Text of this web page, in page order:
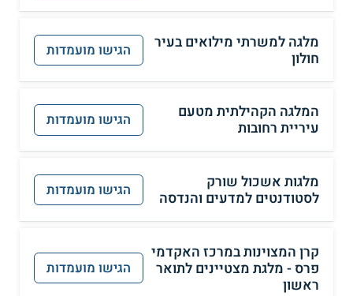
מלגה למשרתי מילואים בעיר
חולון
הגישו מועמדות
המלגה הקהילתית מטעם
עיריית רחובות
הגישו מועמדות
מלגות אשכול שורק
לסטודנטים למדעים והנדסה
הגישו מועמדות
קרן המצוינות במרכז האקדמי
פרס - מלגת מצטיינים לתואר
ראשון
הגישו מועמדות